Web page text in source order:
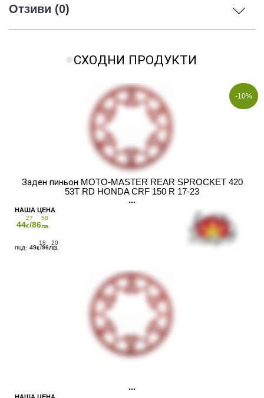
Отзиви (0)
СХОДНИ ПРОДУКТИ
-10%
Заден пиньон MOTO-MASTER REAR SPROCKET 420
53T RD HONDA CRF 150 R 17-23
44
27
€/86
58
лв.
49
18
€/96
20
ЛВ.